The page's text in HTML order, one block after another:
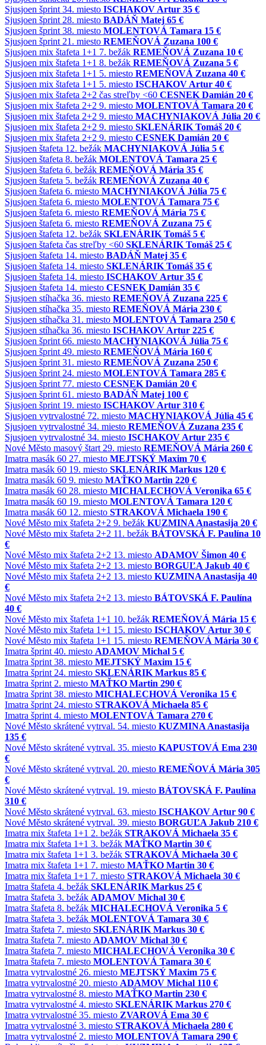
Sjusjoen šprint 34. miesto ISCHAKOV Artur 35 €
Sjusjoen šprint 28. miesto BADÁŇ Matej 65 €
Sjusjoen šprint 38. miesto MOLENTOVÁ Tamara 15 €
Sjusjoen šprint 21. miesto REMEŇOVÁ Zuzana 100 €
Sjusjoen mix štafeta 1+1 7. bežák REMEŇOVÁ Zuzana 10 €
Sjusjoen mix štafeta 1+1 8. bežák REMEŇOVÁ Zuzana 5 €
Sjusjoen mix štafeta 1+1 5. miesto REMEŇOVÁ Zuzana 40 €
Sjusjoen mix štafeta 1+1 5. miesto ISCHAKOV Artur 40 €
Sjusjoen mix štafeta 2+2 čas streľby <60 CESNEK Damián 20 €
Sjusjoen mix štafeta 2+2 9. miesto MOLENTOVÁ Tamara 20 €
Sjusjoen mix štafeta 2+2 9. miesto MACHYNIAKOVÁ Júlia 20 €
Sjusjoen mix štafeta 2+2 9. miesto SKLENÁRIK Tomáš 20 €
Sjusjoen mix štafeta 2+2 9. miesto CESNEK Damián 20 €
Sjusjoen štafeta 12. bežák MACHYNIAKOVÁ Júlia 5 €
Sjusjoen štafeta 8. bežák MOLENTOVÁ Tamara 25 €
Sjusjoen štafeta 6. bežák REMEŇOVÁ Mária 35 €
Sjusjoen štafeta 5. bežák REMEŇOVÁ Zuzana 40 €
Sjusjoen štafeta 6. miesto MACHYNIAKOVÁ Júlia 75 €
Sjusjoen štafeta 6. miesto MOLENTOVÁ Tamara 75 €
Sjusjoen štafeta 6. miesto REMEŇOVÁ Mária 75 €
Sjusjoen štafeta 6. miesto REMEŇOVÁ Zuzana 75 €
Sjusjoen štafeta 12. bežák SKLENÁRIK Tomáš 5 €
Sjusjoen štafeta čas streľby <60 SKLENÁRIK Tomáš 25 €
Sjusjoen štafeta 14. miesto BADÁŇ Matej 35 €
Sjusjoen štafeta 14. miesto SKLENÁRIK Tomáš 35 €
Sjusjoen štafeta 14. miesto ISCHAKOV Artur 35 €
Sjusjoen štafeta 14. miesto CESNEK Damián 35 €
Sjusjoen stíhačka 36. miesto REMEŇOVÁ Zuzana 225 €
Sjusjoen stíhačka 35. miesto REMEŇOVÁ Mária 230 €
Sjusjoen stíhačka 31. miesto MOLENTOVÁ Tamara 250 €
Sjusjoen stíhačka 36. miesto ISCHAKOV Artur 225 €
Sjusjoen šprint 66. miesto MACHYNIAKOVÁ Júlia 75 €
Sjusjoen šprint 49. miesto REMEŇOVÁ Mária 160 €
Sjusjoen šprint 31. miesto REMEŇOVÁ Zuzana 250 €
Sjusjoen šprint 24. miesto MOLENTOVÁ Tamara 285 €
Sjusjoen šprint 77. miesto CESNEK Damián 20 €
Sjusjoen šprint 61. miesto BADÁŇ Matej 100 €
Sjusjoen šprint 19. miesto ISCHAKOV Artur 310 €
Sjusjoen vytrvalostné 72. miesto MACHYNIAKOVÁ Júlia 45 €
Sjusjoen vytrvalostné 34. miesto REMEŇOVÁ Zuzana 235 €
Sjusjoen vytrvalostné 34. miesto ISCHAKOV Artur 235 €
Nové Město masový štart 29. miesto REMEŇOVÁ Mária 260 €
Imatra masák 60 27. miesto MEJTSKÝ Maxim 70 €
Imatra masák 60 19. miesto SKLENÁRIK Markus 120 €
Imatra masák 60 9. miesto MAŤKO Martin 220 €
Imatra masák 60 28. miesto MICHALECHOVÁ Veronika 65 €
Imatra masák 60 19. miesto MOLENTOVÁ Tamara 120 €
Imatra masák 60 12. miesto STRAKOVÁ Michaela 190 €
Nové Město mix štafeta 2+2 9. bežák KUZMINA Anastasija 20 €
Nové Město mix štafeta 2+2 11. bežák BÁTOVSKÁ F. Paulína 10
€
Nové Město mix štafeta 2+2 13. miesto ADAMOV Šimon 40 €
Nové Město mix štafeta 2+2 13. miesto BORGUĽA Jakub 40 €
Nové Město mix štafeta 2+2 13. miesto KUZMINA Anastasija 40
€
Nové Město mix štafeta 2+2 13. miesto BÁTOVSKÁ F. Paulína
40 €
Nové Město mix štafeta 1+1 10. bežák REMEŇOVÁ Mária 15 €
Nové Město mix štafeta 1+1 15. miesto ISCHAKOV Artur 30 €
Nové Město mix štafeta 1+1 15. miesto REMEŇOVÁ Mária 30 €
Imatra šprint 40. miesto ADAMOV Michal 5 €
Imatra šprint 38. miesto MEJTSKÝ Maxim 15 €
Imatra šprint 24. miesto SKLENÁRIK Markus 85 €
Imatra šprint 2. miesto MAŤKO Martin 290 €
Imatra šprint 38. miesto MICHALECHOVÁ Veronika 15 €
Imatra šprint 24. miesto STRAKOVÁ Michaela 85 €
Imatra šprint 4. miesto MOLENTOVÁ Tamara 270 €
Nové Město skrátené vytrval. 54. miesto KUZMINA Anastasija
135 €
Nové Město skrátené vytrval. 35. miesto KAPUSTOVÁ Ema 230
€
Nové Město skrátené vytrval. 20. miesto REMEŇOVÁ Mária 305
€
Nové Město skrátené vytrval. 19. miesto BÁTOVSKÁ F. Paulína
310 €
Nové Město skrátené vytrval. 63. miesto ISCHAKOV Artur 90 €
Nové Město skrátené vytrval. 39. miesto BORGUĽA Jakub 210 €
Imatra mix štafeta 1+1 2. bežák STRAKOVÁ Michaela 35 €
Imatra mix štafeta 1+1 3. bežák MAŤKO Martin 30 €
Imatra mix štafeta 1+1 3. bežák STRAKOVÁ Michaela 30 €
Imatra mix štafeta 1+1 7. miesto MAŤKO Martin 30 €
Imatra mix štafeta 1+1 7. miesto STRAKOVÁ Michaela 30 €
Imatra štafeta 4. bežák SKLENÁRIK Markus 25 €
Imatra štafeta 3. bežák ADAMOV Michal 30 €
Imatra štafeta 8. bežák MICHALECHOVÁ Veronika 5 €
Imatra štafeta 3. bežák MOLENTOVÁ Tamara 30 €
Imatra štafeta 7. miesto SKLENÁRIK Markus 30 €
Imatra štafeta 7. miesto ADAMOV Michal 30 €
Imatra štafeta 7. miesto MICHALECHOVÁ Veronika 30 €
Imatra štafeta 7. miesto MOLENTOVÁ Tamara 30 €
Imatra vytrvalostné 26. miesto MEJTSKÝ Maxim 75 €
Imatra vytrvalostné 20. miesto ADAMOV Michal 110 €
Imatra vytrvalostné 8. miesto MAŤKO Martin 230 €
Imatra vytrvalostné 4. miesto SKLENÁRIK Markus 270 €
Imatra vytrvalostné 35. miesto ZVAROVÁ Ema 30 €
Imatra vytrvalostné 3. miesto STRAKOVÁ Michaela 280 €
Imatra vytrvalostné 2. miesto MOLENTOVÁ Tamara 290 €